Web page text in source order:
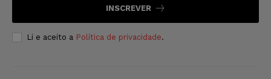
INSCREVER
Li e aceito a Política de privacidade.